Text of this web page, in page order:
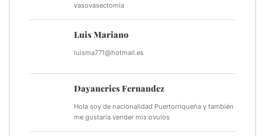
vasovasectomia
Luis Mariano
luisma771@hotmail.es
Dayaneries Fernandez
Hola soy de nacionalidad Puertorriqueña y también
me gustaría vender mis ovulos